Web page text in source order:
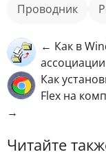
Проводник
← Как в
Как
Flex на
→
Читайте